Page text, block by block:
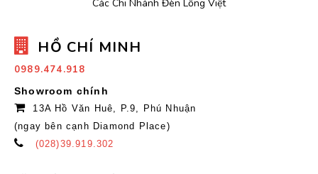
Các Chi Nhánh Đèn Lồng Việt
HỒ CHÍ MINH
0989.474.918
Showroom chính
13A Hồ Văn Huê, P.9, Phú Nhuận
(ngay bên cạnh Diamond Place)
(028)39.919.302